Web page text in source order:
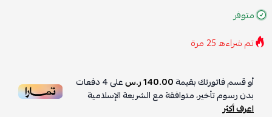
متوفر
تم شراءه25 مرة
أو قسم فاتورتك بقيمة140.00 ر.س على4دفعات
بدون رسوم تأخير، متوافقة مع الشريعة الإسلامية
اعرف أكثر